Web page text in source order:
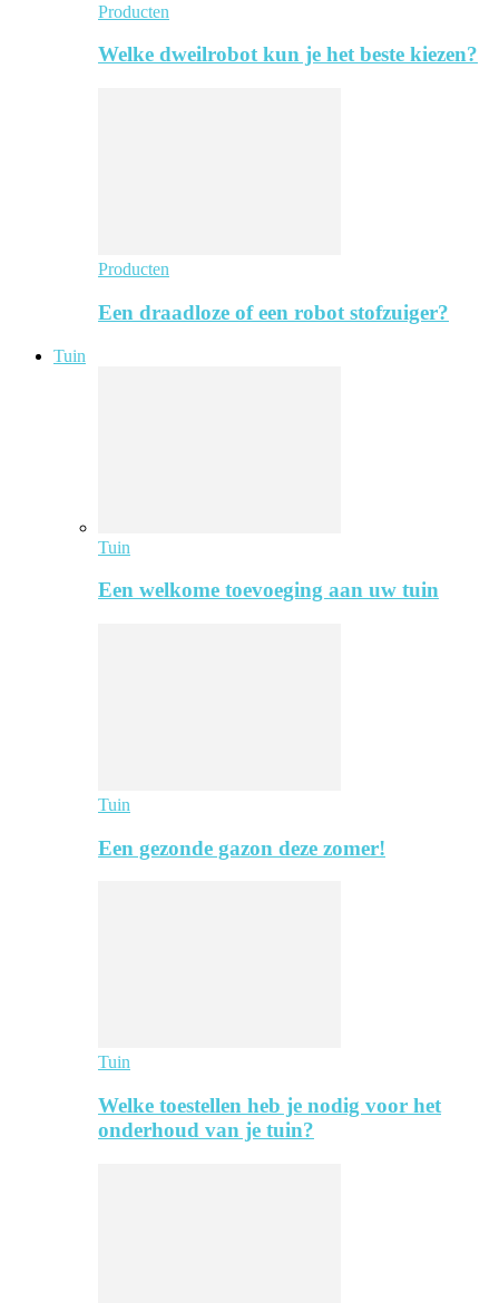
Producten
Welke dweilrobot kun je het beste kiezen?
Producten
Een draadloze of een robot stofzuiger?
Tuin
Tuin
Een welkome toevoeging aan uw tuin
Tuin
Een gezonde gazon deze zomer!
Tuin
Welke toestellen heb je nodig voor het
onderhoud van je tuin?